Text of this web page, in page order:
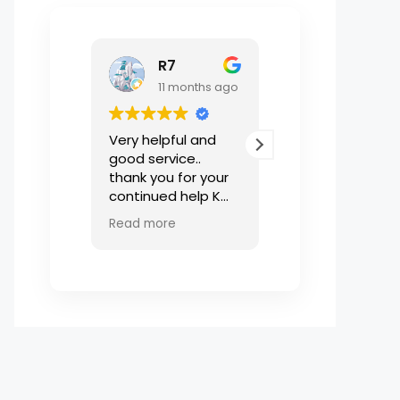
R7
11 months ago
Very helpful and
good service..
thank you for your
continued help K
Puk
Read more